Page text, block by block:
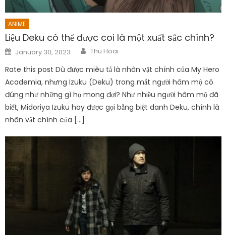
ANIME
Liệu Deku có thể được coi là một xuất sắc chính?
Posted
on
January 30, 2023 Author
Thu Hoai
Rate this post Dù được miêu tả là nhân vật chính của My Hero
Academia, nhưng Izuku (Deku) trong mắt người hâm mộ có
đúng như những gì họ mong đợi? Như nhiều người hâm mộ đã
biết, Midoriya Izuku hay được gọi bằng biệt danh Deku, chính là
nhân vật chính của […]